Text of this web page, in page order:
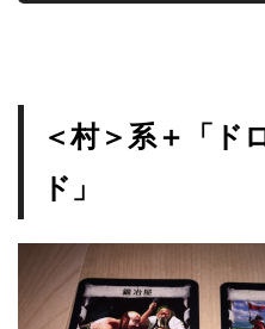
＜村＞系＋「ド
ド」